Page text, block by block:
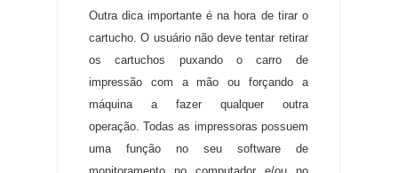
Outra dica importante é na hora de tirar o
cartucho. O usuário não deve tentar retirar
os cartuchos puxando o carro de
impressão com a mão ou forçando a
máquina a fazer qualquer outra
operação. Todas as impressoras possuem
uma função no seu software de